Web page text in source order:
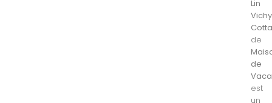
Lin
Vichy
de
de
est
un